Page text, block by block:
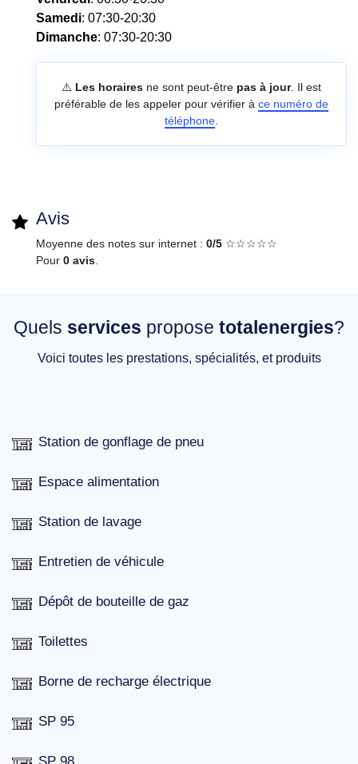
Samedi: 07:30-20:30
Dimanche: 07:30-20:30
⚠️ Les horairesne sont peut-être pas à jour. Il est
préférable de les appeler pour vérifier à ce numéro de
téléphone.
Avis
Moyenne des notes sur internet : 0/5 ☆☆☆☆☆
Pour 0 avis
Quels services propose totalenergies?
Voici toutes les prestations, spécialités, et produits
Station de gonflage de pneu
Espace alimentation
Station de lavage
Entretien de véhicule
Dépôt de bouteille de gaz
Toilettes
Borne de recharge électrique
SP 95